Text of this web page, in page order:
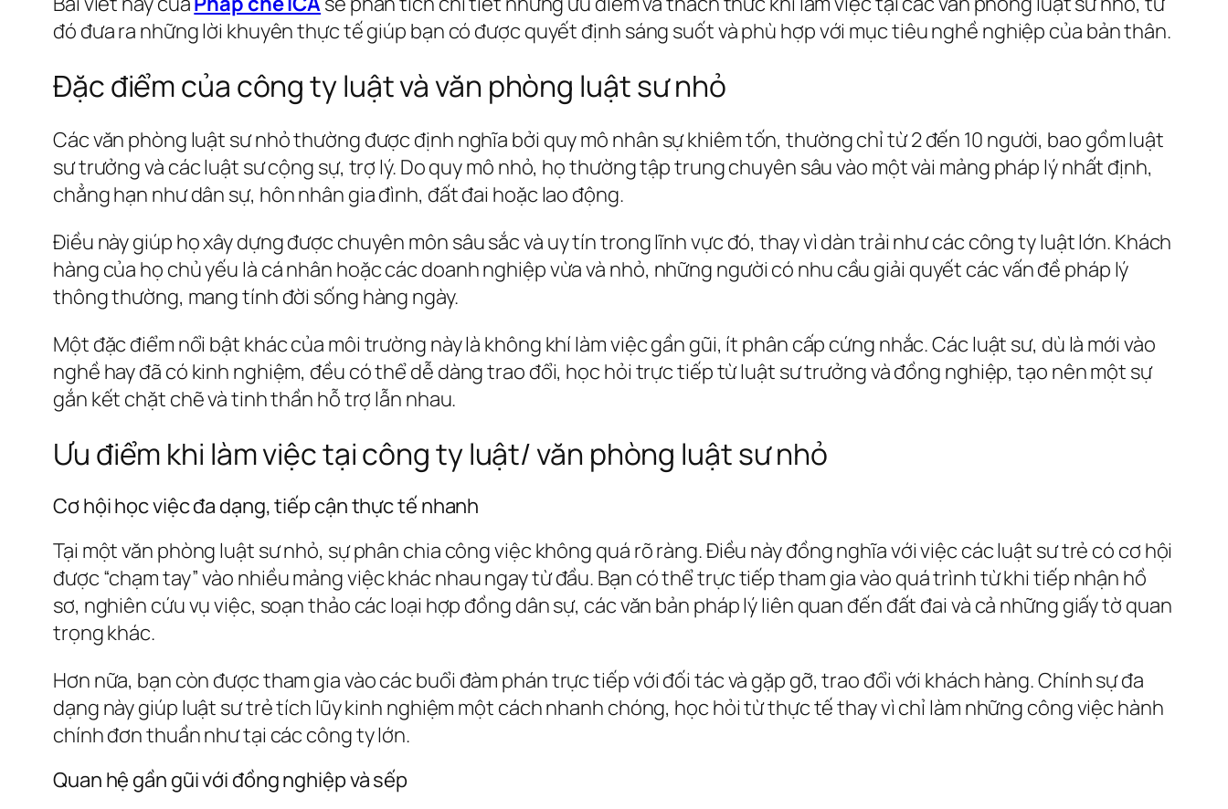
đó đưa ra những lời khuyên thực tế giúp bạn có được quyết định sáng suốt và phù hợp với mục tiêu nghề nghiệp của bản thân.
Đặc điểm của công ty luật và văn phòng luật sư nhỏ
Các văn phòng luật sư nhỏ thường được định nghĩa bởi quy mô nhân sự khiêm tốn, thường chỉ từ 2 đến 10 người, bao gồm luật
sư trưởng và các luật sư cộng sự, trợ lý. Do quy mô nhỏ, họ thường tập trung chuyên sâu vào một vài mảng pháp lý nhất định,
chẳng hạn như dân sự, hôn nhân gia đình, đất đai hoặc lao động.
Điều này giúp họ xây dựng được chuyên môn sâu sắc và uy tín trong lĩnh vực đó, thay vì dàn trải như các công ty luật lớn. Khách
hàng của họ chủ yếu là cá nhân hoặc các doanh nghiệp vừa và nhỏ, những người có nhu cầu giải quyết các vấn đề pháp lý
thông thường, mang tính đời sống hàng ngày.
Một đặc điểm nổi bật khác của môi trường này là không khí làm việc gần gũi, ít phân cấp cứng nhắc. Các luật sư, dù là mới vào
nghề hay đã có kinh nghiệm, đều có thể dễ dàng trao đổi, học hỏi trực tiếp từ luật sư trưởng và đồng nghiệp, tạo nên một sự
gắn kết chặt chẽ và tinh thần hỗ trợ lẫn nhau.
Ưu điểm khi làm việc tại công ty luật/ văn phòng luật sư nhỏ
Cơ hội học việc đa dạng, tiếp cận thực tế nhanh
Tại một văn phòng luật sư nhỏ, sự phân chia công việc không quá rõ ràng. Điều này đồng nghĩa với việc các luật sư trẻ có cơ hội
được “chạm tay” vào nhiều mảng việc khác nhau ngay từ đầu. Bạn có thể trực tiếp tham gia vào quá trình từ khi tiếp nhận hồ
sơ, nghiên cứu vụ việc, soạn thảo các loại hợp đồng dân sự, các văn bản pháp lý liên quan đến đất đai và cả những giấy tờ quan
trọng khác.
Hơn nữa, bạn còn được tham gia vào các buổi đàm phán trực tiếp với đối tác và gặp gỡ, trao đổi với khách hàng. Chính sự đa
dạng này giúp luật sư trẻ tích lũy kinh nghiệm một cách nhanh chóng, học hỏi từ thực tế thay vì chỉ làm những công việc hành
chính đơn thuần như tại các công ty lớn.
Quan hệ gần gũi với đồng nghiệp và sếp